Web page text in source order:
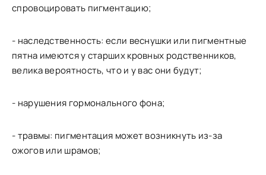
спровоцировать пигментацию;
- наследственность: если веснушки или пигментные
пятна имеются у старших кровных родственников,
велика вероятность, что и у вас они будут;
- нарушения гормонального фона;
- травмы: пигментация может возникнуть из-за
ожогов или шрамов;